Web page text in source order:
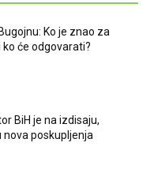
Ko je znao za
će odgovarati?
BiH je na izdisaju,
nova poskupljenja